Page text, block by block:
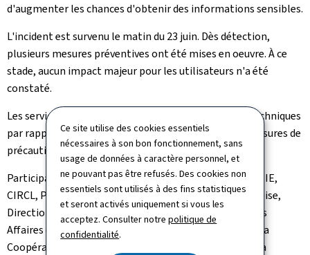
Ce site utilise des cookies essentiels
nécessaires à son bon fonctionnement, sans
usage de données à caractère personnel, et
ne pouvant pas être refusés. Des cookies non
essentiels sont utilisés à des fins statistiques
et seront activés uniquement si vous les
acceptez. Consulter notrepolitique de
confidentialité.
d'augmenter les chances d'obtenir des informations sensibles.
L'incident est survenu le matin du 23 juin. Dès détection,
plusieurs mesures préventives ont été mises en oeuvre. À ce
stade, aucun impact majeur pour les utilisateurs n'a été
constaté.
Les services compétents continuent leurs analyses techniques
par rapport à l'incident, ainsi qu'à l'opportunité de mesures de
précaution supplémentaires.
Participants de la CERC: HCPN/GOVCERT, ILR, CSSF, CTIE,
CIRCL, Police grand-ducale, SRE, Armée luxembourgeoise,
Direction de la défense, ministère d'État, ministère des
Affaires étrangères et européennes, de la Défense, de la
Coopération et du Commerce extérieur, ministère de la